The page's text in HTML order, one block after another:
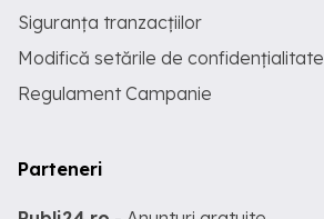
Siguranța tranzacțiilor
Modifică setările de confidențialitate
Regulament Campanie
Parteneri